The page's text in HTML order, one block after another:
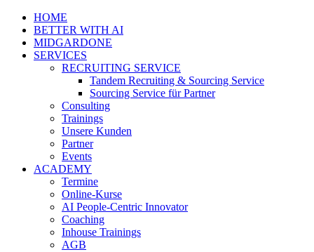
HOME
BETTER WITH AI
MIDGARDONE
SERVICES
RECRUITING SERVICE
Tandem Recruiting & Sourcing Service
Sourcing Service für Partner
Consulting
Trainings
Unsere Kunden
Partner
Events
ACADEMY
Termine
Online-Kurse
AI People-Centric Innovator
Coaching
Inhouse Trainings
AGB